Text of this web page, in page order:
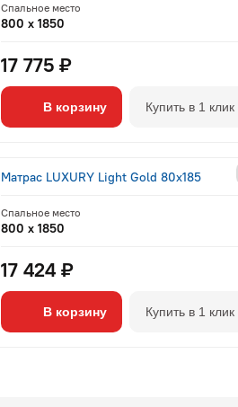
Спальное место
800 x 1850
17 775 ₽
В корзину Купить в 1 клик
Матрас LUXURY Light Gold 80x185
Спальное место
800 x 1850
17 424 ₽
В корзину Купить в 1 клик